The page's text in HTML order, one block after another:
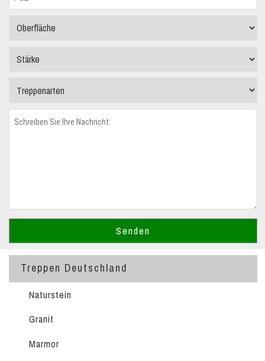
Treppen Deutschland
Naturstein
Granit
Marmor